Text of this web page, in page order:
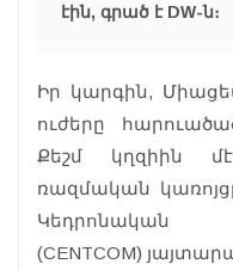
էին, գրած է DW-ն։
Իր կարգին,
ուժերը
Քեշմ կղզիին
ռազմական
Կեդրոնական
(CENTCOM)